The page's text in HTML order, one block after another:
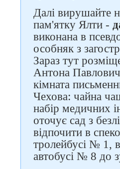
Далі вирушайте
пам'ятку Ялти -
виконана в
особняк з
Зараз тут
Антона
кімната
Чехова: чайна
набір медичних
оточує сад з
відпочити в
тролейбусі № 1,
автобусі № 8 до